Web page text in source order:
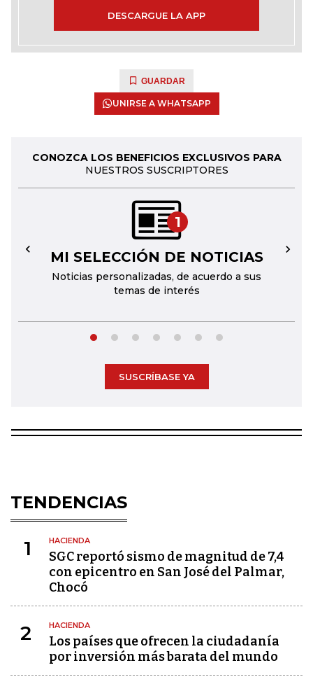
DESCARGUE LA APP
GUARDAR
UNIRSE A WHATSAPP
CONOZCA LOS BENEFICIOS EXCLUSIVOS PARA
NUESTROS SUSCRIPTORES
1
MI SELECCIÓN DE NOTICIAS
Noticias personalizadas, de acuerdo a sus
temas de interés
← →
SUSCRÍBASE YA
TENDENCIAS
1 HACIENDA
SGC reportó sismo de magnitud de 7,4
con epicentro en San José del Palmar,
Chocó
2 HACIENDA
Los países que ofrecen la ciudadanía
por inversión más barata del mundo